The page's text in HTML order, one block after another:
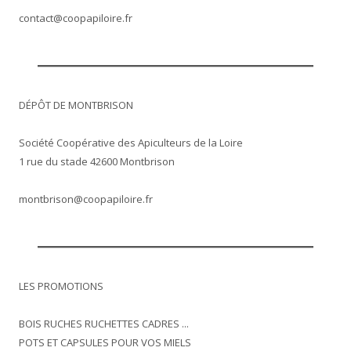
contact@coopapiloire.fr
DÉPÔT DE MONTBRISON
Société Coopérative des Apiculteurs de la Loire
1 rue du stade 42600 Montbrison
montbrison@coopapiloire.fr
LES PROMOTIONS
BOIS RUCHES RUCHETTES CADRES ...
POTS ET CAPSULES POUR VOS MIELS